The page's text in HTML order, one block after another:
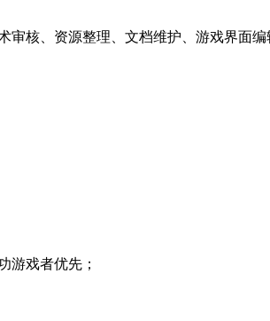
核、资源整理、文档维护、游戏界面编
游戏者优先；